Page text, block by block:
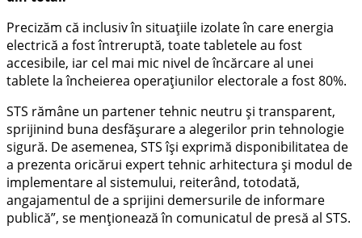
Precizăm că inclusiv în situațiile izolate în care energia
electrică a fost întreruptă, toate tabletele au fost
accesibile, iar cel mai mic nivel de încărcare al unei
tablete la încheierea operațiunilor electorale a fost 80%.
STS rămâne un partener tehnic neutru și transparent,
sprijinind buna desfășurare a alegerilor prin tehnologie
sigură. De asemenea, STS își exprimă disponibilitatea de
a prezenta oricărui expert tehnic arhitectura și modul de
implementare al sistemului, reiterând, totodată,
angajamentul de a sprijini demersurile de informare
publică”, se menționează în comunicatul de presă al STS.